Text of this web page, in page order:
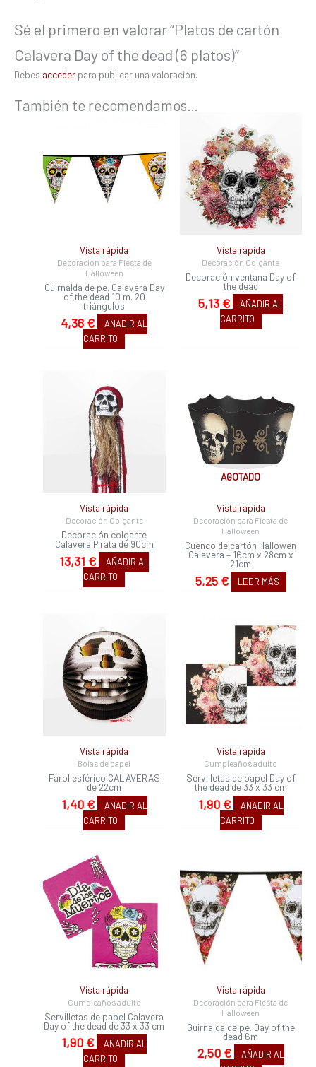
Sé el primero en valorar “Platos de cartón
Calavera Day of the dead (6 platos)”
Debes acceder para publicar una valoración.
También te recomendamos…
Vista rápida
Decoración para Fiesta de
Halloween
Guirnalda de pe. Calavera Day
of the dead 10 m. 20
triángulos
4,36 €
AÑADIR AL
CARRITO
Vista rápida
Decoración Colgante
Decoración ventana Day of
the dead
5,13 €
AÑADIR AL
CARRITO
Vista rápida
Decoración Colgante
Decoración colgante
Calavera Pirata de 90cm
13,31 €
AÑADIR AL
CARRITO
AGOTADO
Vista rápida
Decoración para Fiesta de
Halloween
Cuenco de cartón Hallowen
Calavera – 16cm x 28cm x
21cm
5,25 € LEER MÁS
Vista rápida
Bolas de papel
Farol esférico CALAVERAS
de 22cm
1,40 €
AÑADIR AL
CARRITO
Vista rápida
Cumpleaños adulto
Servilletas de papel Day of
the dead de 33 x 33 cm
1,90 €
AÑADIR AL
CARRITO
Vista rápida
Cumpleaños adulto
Servilletas de papel Calavera
Day of the dead de 33 x 33 cm
1,90 €
AÑADIR AL
CARRITO
Vista rápida
Decoración para Fiesta de
Halloween
Guirnalda de pe. Day of the
dead 6m
2,50 €
AÑADIR AL